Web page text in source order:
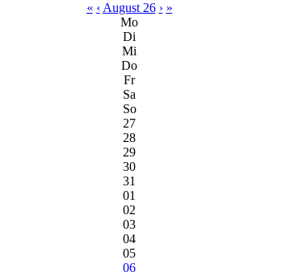
« ‹ August 26 › »
Mo
Di
Mi
Do
Fr
Sa
So
27
28
29
30
31
01
02
03
04
05
06